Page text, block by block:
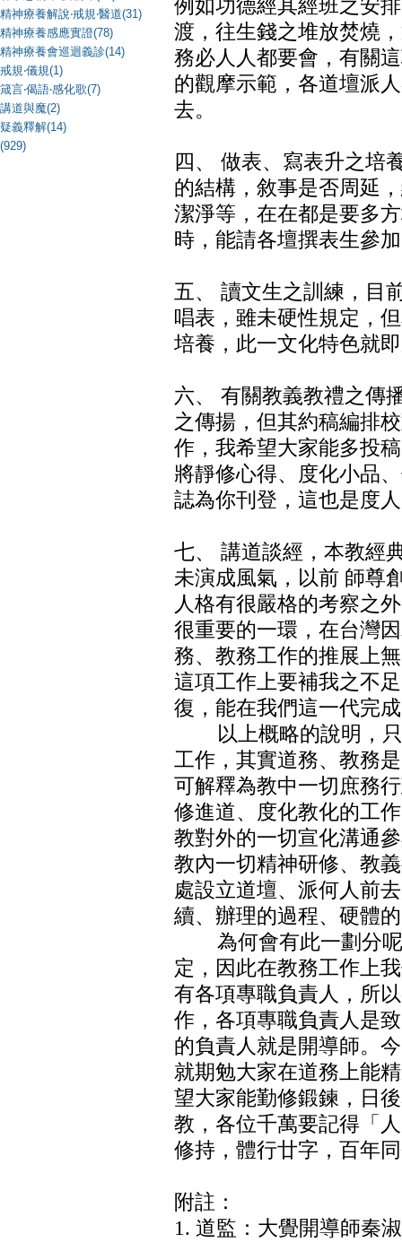
精神療養解說‧戒規‧醫道(31)
精神療養感應實證(78)
精神療養會巡迴義診(14)
戒規‧儀規(1)
箴言‧偈語‧感化歌(7)
講道與魔(2)
疑義釋解(14)
(929)
例如功德經其經班之安
渡，往生錢之堆放焚燒
務必人人都要會，有關
的觀摩示範，各道壇派
去。
四、 做表、寫表升之培
的結構，敘事是否周延
潔淨等，在在都是要多
時，能請各壇撰表生參
五、 讀文生之訓練，目
唱表，雖未硬性規定，
培養，此一文化特色就
六、 有關教義教禮之傳
之傳揚，但其約稿編排
作，我希望大家能多投
將靜修心得、度化小品
誌為你刊登，這也是度
七、 講道談經，本教經
未演成風氣，以前 師尊
人格有很嚴格的考察之
很重要的一環，在台灣
務、教務工作的推展上
這項工作上要補我之不
復，能在我們這一代完
以上概略的說明，只
工作，其實道務、教務
可解釋為教中一切庶務
修進道、度化教化的工
教對外的一切宣化溝通
教內一切精神研修、教
處設立道壇、派何人前
續、辦理的過程、硬體
為何會有此一劃分呢
定，因此在教務工作上
有各項專職負責人，所
作，各項專職負責人是
的負責人就是開導師。
就期勉大家在道務上能
望大家能勤修鍛鍊，日
教，各位千萬要記得「
修持，體行廿字，百年
附註：
1. 道監：大覺開導師秦